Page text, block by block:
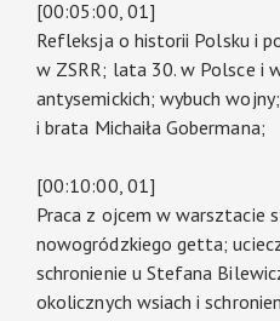
[00:05:00, 01]
Refleksja o historii Polsku i
w ZSRR; lata 30. w Polsce i
antysemickich; wybuch
i brata Michaiła Gobermana;
[00:10:00, 01]
Praca z ojcem w warsztacie
nowogródzkiego getta;
schronienie u Stefana
okolicznych wsiach i